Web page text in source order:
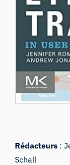
Rédacteurs :
Schall